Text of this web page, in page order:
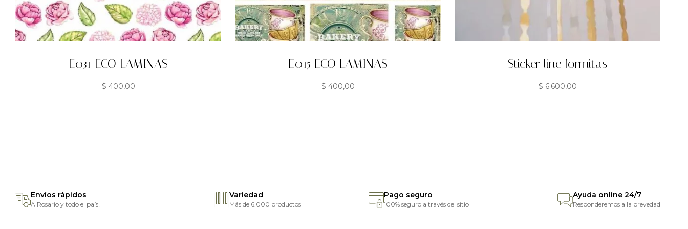
E031 ECO LAMINAS
$ 400,00
E015 ECO LAMINAS
$ 400,00
Sticker line formitas
$ 6.600,00
Envíos rápidos
A Rosario y todo el país!
Variedad
Más de 6.000 productos
Pago seguro
100% seguro a través del sitio
Ayuda online 24/7
Responderemos a la brevedad